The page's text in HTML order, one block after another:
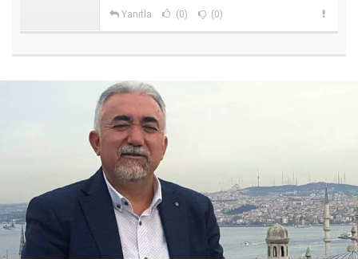
Yanıtla (0) (0)